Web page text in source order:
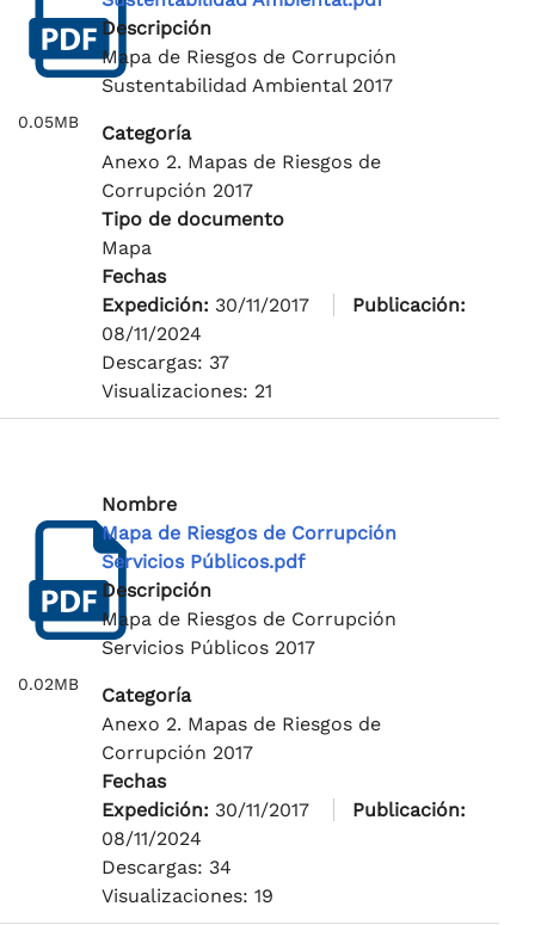
0.05MB
Descripción
Mapa de Riesgos de Corrupción
Sustentabilidad Ambiental 2017
Categoría
Anexo 2. Mapas de Riesgos de
Corrupción 2017
Tipo de documento
Mapa
Fechas
Expedición: 30/11/2017
Publicación:
08/11/2024
Descargas: 37
Visualizaciones: 21
0.02MB
Nombre
Mapa de Riesgos de Corrupción
Servicios Públicos.pdf
Descripción
Mapa de Riesgos de Corrupción
Servicios Públicos 2017
Categoría
Anexo 2. Mapas de Riesgos de
Corrupción 2017
Fechas
Expedición: 30/11/2017
Publicación:
08/11/2024
Descargas: 34
Visualizaciones: 19